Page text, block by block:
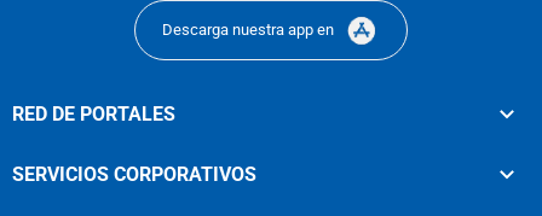
Descarga nuestra app en
RED DE PORTALES
SERVICIOS CORPORATIVOS